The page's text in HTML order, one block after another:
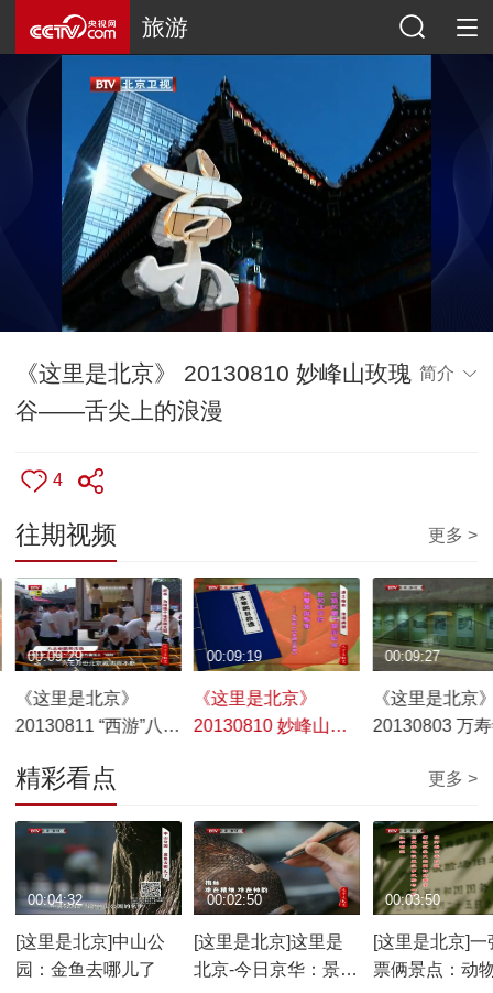
旅游
《这里是北京》 20130810 妙峰山玫瑰
谷——舌尖上的浪漫
简介
4
往期视频 更多 >
《这里是北京》
20130811 “西游”八大
00:09:29
《这里是北京》
20130810 妙峰山玫
00:09:19
《这里是北京
20130803 万
00:09:27
精彩看点 更多 >
[这里是北京]中山公
园：金鱼去哪儿了
00:04:32
[这里是北京]这里是
北京-今日京华：景泰
00:02:50
[这里是北京]一
票俩景点：动
00:03:50